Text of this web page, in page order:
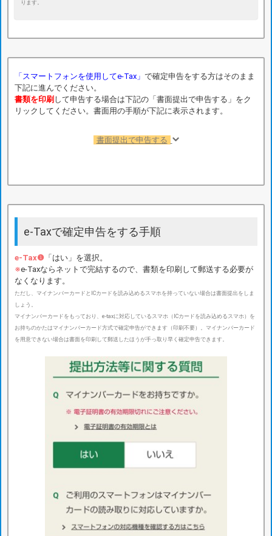
ります。
「スマートフォンを使用してe-Tax」 で確定申告をする方はそのまま
下記に進んでください。
書類を印刷 して申告する場合は下記の「書面提出で申告する」をク
リックしてください。書面用の手順が下記に表示されます。
書面提出で申告する
e-Taxで確定申告をする手順
e-Tax❶ 「はい」を選択。
※e-Taxならネットで完結するので、書類を印刷して郵送する必要が
なくなります。
ただし、マイナンバーカードとICカードを読み込めるスマホを持っていない場合は書面提出をしま
しょう。
マイナンバーカードをもっており、e-taxに対応しているスマホ（ICカードを読み込めるスマホ）を
お持ちのかたはマイナンバーカード方式で確定申告ができます（印刷不要）。マイナンバーカード
を用意できない場合は書面を印刷して郵送したほうが手っ取り早く確定申告できます。